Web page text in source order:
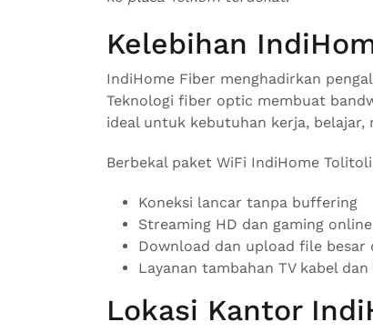
Kelebihan
IndiHome Fiber menghadirkan
Teknologi fiber optic membuat
ideal untuk kebutuhan kerja, belajar,
Berbekal paket WiFi IndiHome
Koneksi lancar tanpa buffering
Streaming HD dan gaming
Download dan upload file besar
Layanan tambahan TV kabel
Lokasi Kantor